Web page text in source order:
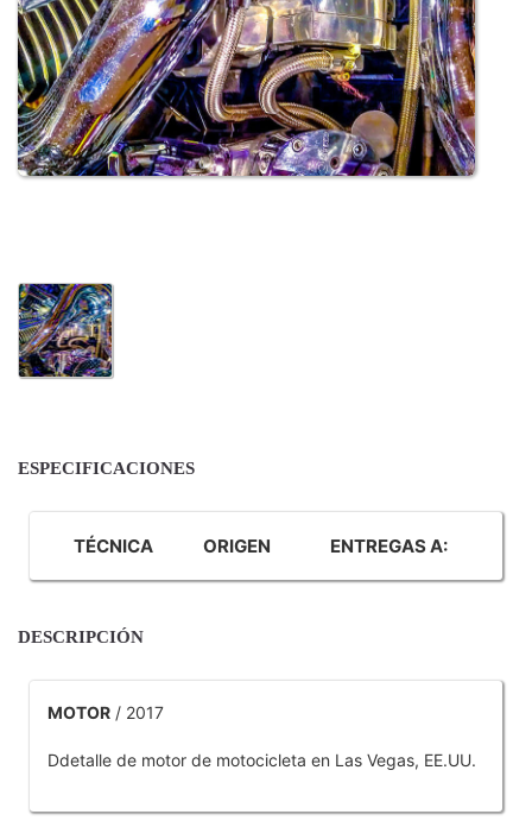
ESPECIFICACIONES
TÉCNICA ORIGEN ENTREGAS A:
DESCRIPCIÓN
MOTOR / 2017
Ddetalle de motor de motocicleta en Las Vegas, EE.UU.